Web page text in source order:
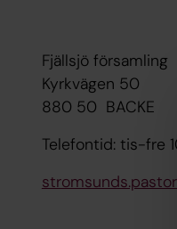
Fjällsjö församling
Kyrkvägen 50
880 50 BACKE
Telefontid: tis-fre